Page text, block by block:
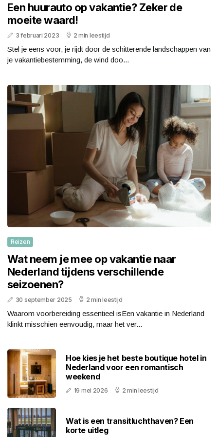
Een huurauto op vakantie? Zeker de
moeite waard!
3 februari 2023 2 min leestijd
Stel je eens voor, je rijdt door de schitterende landschappen van
je vakantiebestemming, de wind doo...
Reizen
Wat neem je mee op vakantie naar
Nederland tijdens verschillende
seizoenen?
30 september 2025 2 min leestijd
Waarom voorbereiding essentieel isEen vakantie in Nederland
klinkt misschien eenvoudig, maar het ver...
Hoe kies je het beste boutique hotel in
Nederland voor een romantisch
weekend
19 mei 2026 2 min leestijd
Wat is een transitluchthaven? Een
korte uitleg